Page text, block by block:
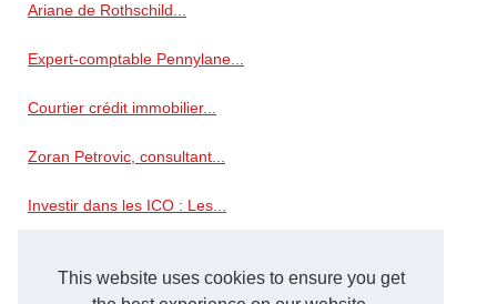
This website uses cookies to ensure you get
Ariane de Rothschild...
Expert-comptable Pennylane...
Courtier crédit immobilier...
Zoran Petrovic, consultant...
Investir dans les ICO : Les...